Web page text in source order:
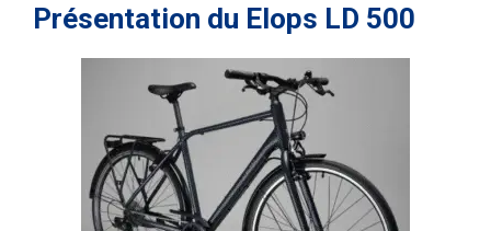
Présentation du Elops LD 500